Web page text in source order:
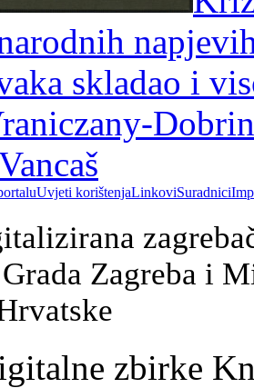
skladao i
Uvjeti korištenjaLinkoviSuradnici
Zagreba i
zbirke